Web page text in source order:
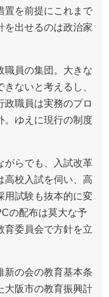
置を前提にこれまで
を出せるのは政治家
職員の集団。大きな
ないと考えるし、
政職員は実務のプロ
。ゆえに現行の制度
がらでも、入試改革
高校入試を伺い、高
用試験も抜本的に変
の配布は莫大な予
育委員会で方針を立
新の会の教育基本条
大阪市の教育振興計